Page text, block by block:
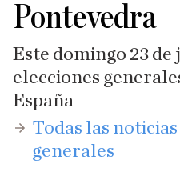
Pontevedra
Este domingo 23
elecciones
España
​​Todas las
generales